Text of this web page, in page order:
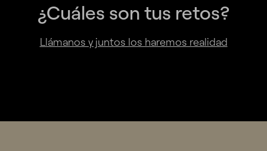
¿Cuáles son tus retos?
Llámanos y juntos los haremos realidad